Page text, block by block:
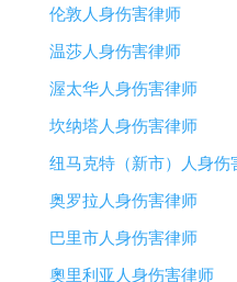
伦敦人身伤害律师
温莎人身伤害律师
渥太华人身伤害律师
坎纳塔人身伤害律师
纽马克特（新市）人身伤
奥罗拉人身伤害律师
巴里市人身伤害律师
奧里利亚人身伤害律师